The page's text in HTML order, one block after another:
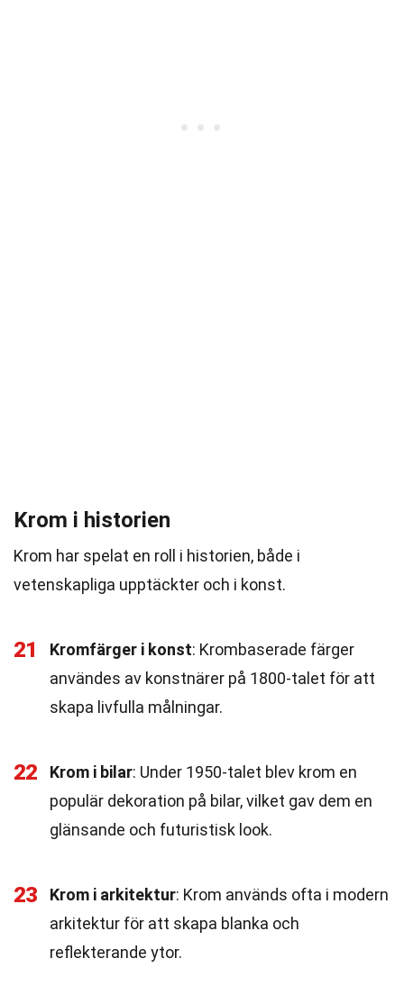
Krom i historien
Krom har spelat en roll i historien, både i
vetenskapliga upptäckter och i konst.
21 Kromfärger i konst: Krombaserade färger
användes av konstnärer på 1800-talet för att
skapa livfulla målningar.
22 Krom i bilar: Under 1950-talet blev krom en
populär dekoration på bilar, vilket gav dem en
glänsande och futuristisk look.
23 Krom i arkitektur: Krom används ofta i modern
arkitektur för att skapa blanka och
reflekterande ytor.